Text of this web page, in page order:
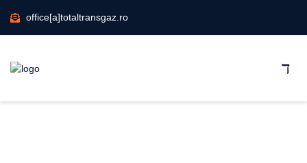
office[a]totaltransgaz.ro